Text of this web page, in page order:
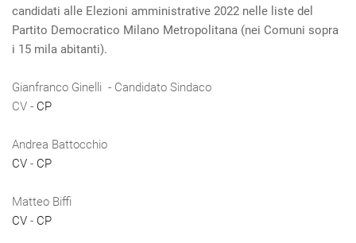
candidati alle Elezioni amministrative 2022 nelle liste del
Partito Democratico Milano Metropolitana (nei Comuni sopra
i 15 mila abitanti).
Gianfranco Ginelli - Candidato Sindaco
CV - CP
Andrea Battocchio
CV - CP
Matteo Biffi
CV - CP